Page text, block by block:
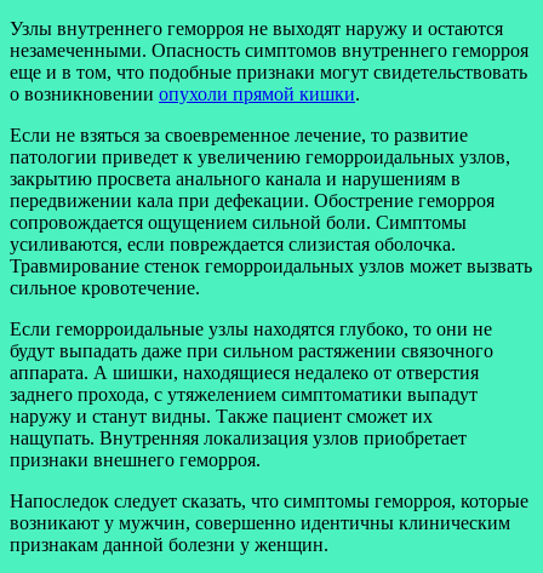
Узлы внутреннего геморроя не выходят наружу и остаются
незамеченными. Опасность симптомов внутреннего геморроя
еще и в том, что подобные признаки могут свидетельствовать
о возникновении опухоли прямой кишки.
Если не взяться за своевременное лечение, то развитие
патологии приведет к увеличению геморроидальных узлов,
закрытию просвета анального канала и нарушениям в
передвижении кала при дефекации. Обострение геморроя
сопровождается ощущением сильной боли. Симптомы
усиливаются, если повреждается слизистая оболочка.
Травмирование стенок геморроидальных узлов может вызвать
сильное кровотечение.
Если геморроидальные узлы находятся глубоко, то они не
будут выпадать даже при сильном растяжении связочного
аппарата. А шишки, находящиеся недалеко от отверстия
заднего прохода, с утяжелением симптоматики выпадут
наружу и станут видны. Также пациент сможет их
нащупать. Внутренняя локализация узлов приобретает
признаки внешнего геморроя.
Напоследок следует сказать, что симптомы геморроя, которые
возникают у мужчин, совершенно идентичны клиническим
признакам данной болезни у женщин.